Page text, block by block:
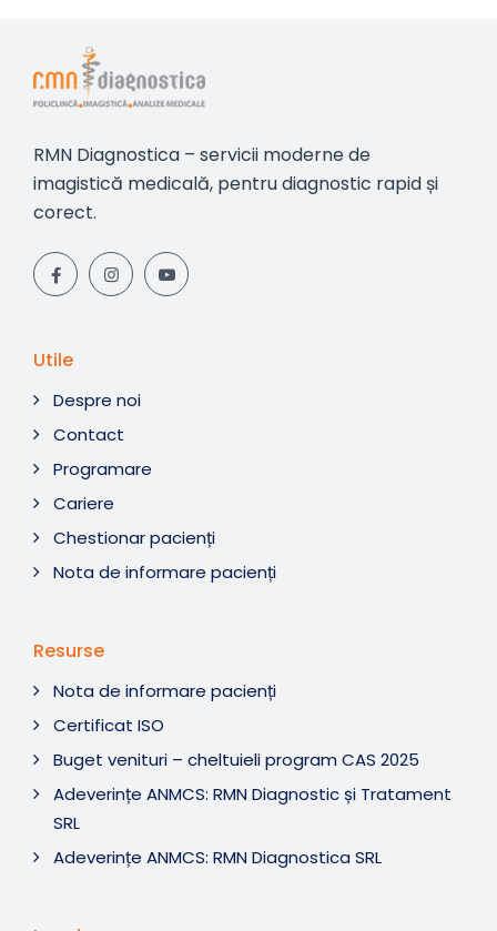
RMN Diagnostica – servicii moderne de
imagistică medicală, pentru diagnostic rapid și
corect.
Utile
Despre noi
Contact
Programare
Cariere
Chestionar pacienți
Nota de informare pacienți
Resurse
Nota de informare pacienți
Certificat ISO
Buget venituri – cheltuieli program CAS 2025
Adeverințe ANMCS: RMN Diagnostic și Tratament
SRL
Adeverințe ANMCS: RMN Diagnostica SRL